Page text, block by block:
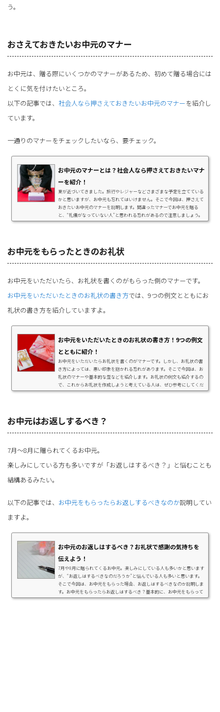
う。
おさえておきたいお中元のマナー
お中元は、贈る際にいくつかのマナーがあるため、初めて贈る場合には
とくに気を付けたいところ。
以下の記事では、 社会人なら押さえておきたいお中元のマナーを紹介し
ています。
一通りのマナーをチェックしたいなら、要チェック。
お中元のマナーとは？社会人なら押さえておきたいマナ
ーを紹介！
夏が近づいてきました。旅行やレジャーなどさまざまな予定を立てている
かと思いますが、お中元も忘れてはいけません。そこで今回は、押さえて
おきたいお中元のマナーを説明します。間違ったマナーでお中元を贈る
と、“礼儀がなっていない人”と思われる恐れがあるので注意しましょう。
お中元を贈る適切な時期お中元を贈る場合は、必ず時期を守りましょう。
日 ・7月15日～8月15日 ※地域によって具体...
お中元をもらったときのお礼状
お中元をいただいたら、お礼状を書くのがもらった側のマナーです。
お中元をいただいたときのお礼状の書き方では、9つの例文とともにお
礼状の書き方を紹介していますよ。
お中元をいただいたときのお礼状の書き方！9つの例文
とともに紹介！
お中元をいただいたらお礼状を書くのがマナーです。しかし、お礼状の書
き方によっては、悪い印象を抱かれる恐れがあります。そこで今回は、お
礼状のマナーや基本的な型などを紹介します。お礼状の例文も紹介するの
で、これからお礼状を作成しようと考えている人は、ぜひ参考にしてくだ
さい。お中元のお礼状に関するマナーお礼状を書く場合は、これから紹介
メールなどでも構いません。...
お中元はお返しするべき？
7月～8月に贈られてくるお中元。
楽しみにしている方も多いですが「お返しはするべき？」と悩むことも
結構あるみたい。
以下の記事では、 お中元をもらったらお返しするべきなのか説明してい
ますよ。
お中元のお返しはするべき？お礼状で感謝の気持ちを
伝えよう！
7月や8月に贈られてくるお中元。楽しみにしている人も多いかと思います
が、“お返しはするべきなのだろうか”と悩んでいる人も多いと思います。
そこで今回は、お中元をもらった場合、お返しはするべきなのか説明しま
す。お中元をもらったらお返しはするべき？基本的に、お中元をもらって
もお返しをする必要はありません。お返しではなく、ハガキや手紙でお礼